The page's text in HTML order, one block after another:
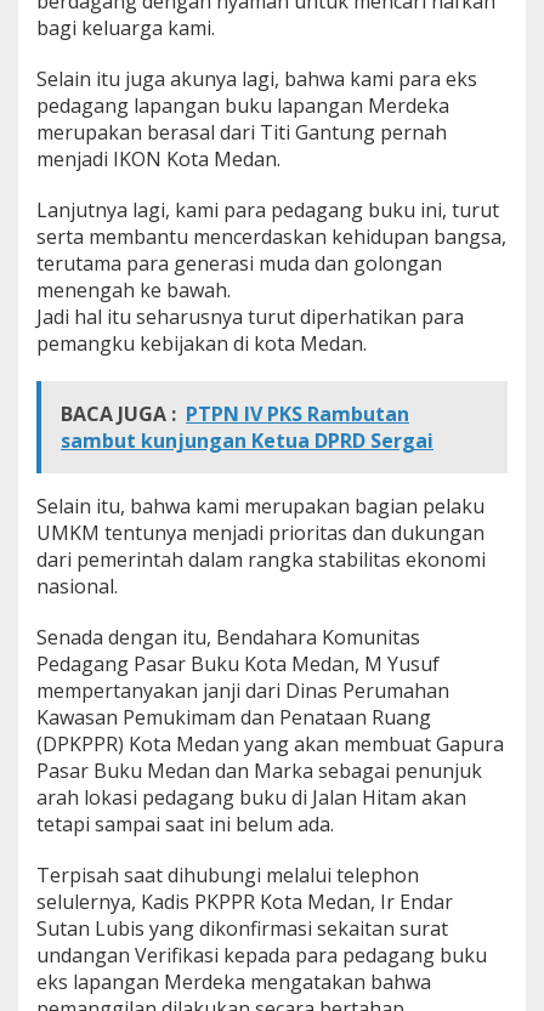
bagi keluarga kami.
Selain itu juga akunya lagi, bahwa kami para eks
pedagang lapangan buku lapangan Merdeka
merupakan berasal dari Titi Gantung pernah
menjadi IKON Kota Medan.
Lanjutnya lagi, kami para pedagang buku ini, turut
serta membantu mencerdaskan kehidupan bangsa,
terutama para generasi muda dan golongan
menengah ke bawah.
Jadi hal itu seharusnya turut diperhatikan para
pemangku kebijakan di kota Medan.
BACA JUGA : PTPN IV PKS Rambutan
sambut kunjungan Ketua DPRD Sergai
Selain itu, bahwa kami merupakan bagian pelaku
UMKM tentunya menjadi prioritas dan dukungan
dari pemerintah dalam rangka stabilitas ekonomi
nasional.
Senada dengan itu, Bendahara Komunitas
Pedagang Pasar Buku Kota Medan, M Yusuf
mempertanyakan janji dari Dinas Perumahan
Kawasan Pemukimam dan Penataan Ruang
(DPKPPR) Kota Medan yang akan membuat Gapura
Pasar Buku Medan dan Marka sebagai penunjuk
arah lokasi pedagang buku di Jalan Hitam akan
tetapi sampai saat ini belum ada.
Terpisah saat dihubungi melalui telephon
selulernya, Kadis PKPPR Kota Medan, Ir Endar
Sutan Lubis yang dikonfirmasi sekaitan surat
undangan Verifikasi kepada para pedagang buku
eks lapangan Merdeka mengatakan bahwa